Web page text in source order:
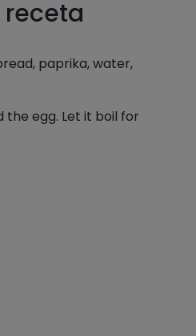
paprika, water,
the egg. Let it boil for